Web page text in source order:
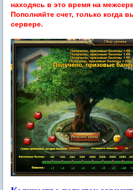
находясь в это время на
Пополняйте счет, только когда
сервере.